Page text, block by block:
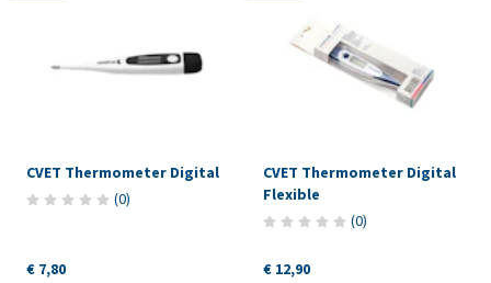
CVET Thermometer Digital
(0)
€ 7,80
CVET Thermometer Digital
Flexible
(0)
€ 12,90